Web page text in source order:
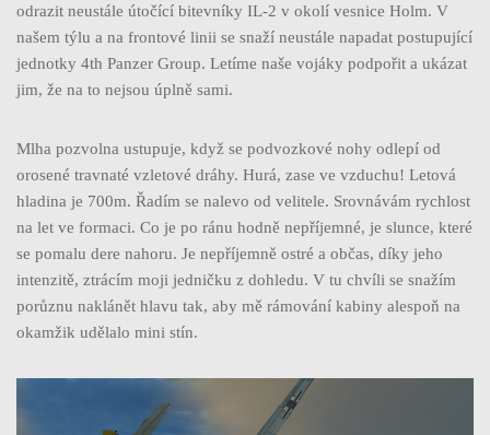
odrazit neustále útočící bitevníky IL-2 v okolí vesnice Holm. V
našem týlu a na frontové linii se snaží neustále napadat postupující
jednotky 4th Panzer Group. Letíme naše vojáky podpořit a ukázat
jim, že na to nejsou úplně sami.
Mlha pozvolna ustupuje, když se podvozkové nohy odlepí od
orosené travnaté vzletové dráhy. Hurá, zase ve vzduchu! Letová
hladina je 700m. Řadím se nalevo od velitele. Srovnávám rychlost
na let ve formaci. Co je po ránu hodně nepříjemné, je slunce, které
se pomalu dere nahoru. Je nepříjemně ostré a občas, díky jeho
intenzitě, ztrácím moji jedničku z dohledu. V tu chvíli se snažím
porůznu naklánět hlavu tak, aby mě rámování kabiny alespoň na
okamžik udělalo mini stín.